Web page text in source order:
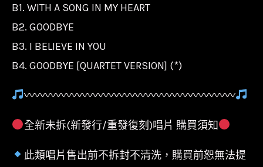
B1. WITH A SONG IN MY HEART
B2. GOODBYE
B3. I BELIEVE IN YOU
B4. GOODBYE [QUARTET VERSION] (*)
〰〰〰〰〰〰〰〰〰〰〰〰〰〰〰〰〰〰〰〰
全新未拆(新發行/重發復刻)唱片 購買須知
此類唱片售出前不拆封不清洗，購買前恕無法提